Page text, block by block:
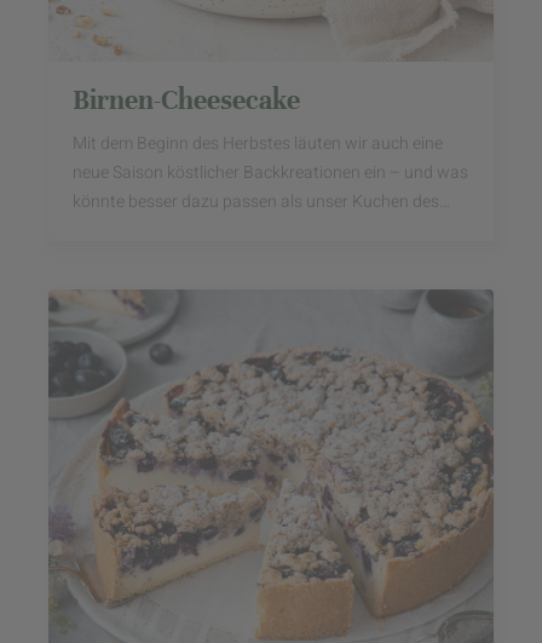
Birnen-Cheesecake
Mit dem Beginn des Herbstes läuten wir auch eine
neue Saison köstlicher Backkreationen ein – und was
könnte besser dazu passen als unser Kuchen des